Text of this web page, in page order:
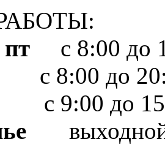
пт с 8:00 до
до
9:00 до